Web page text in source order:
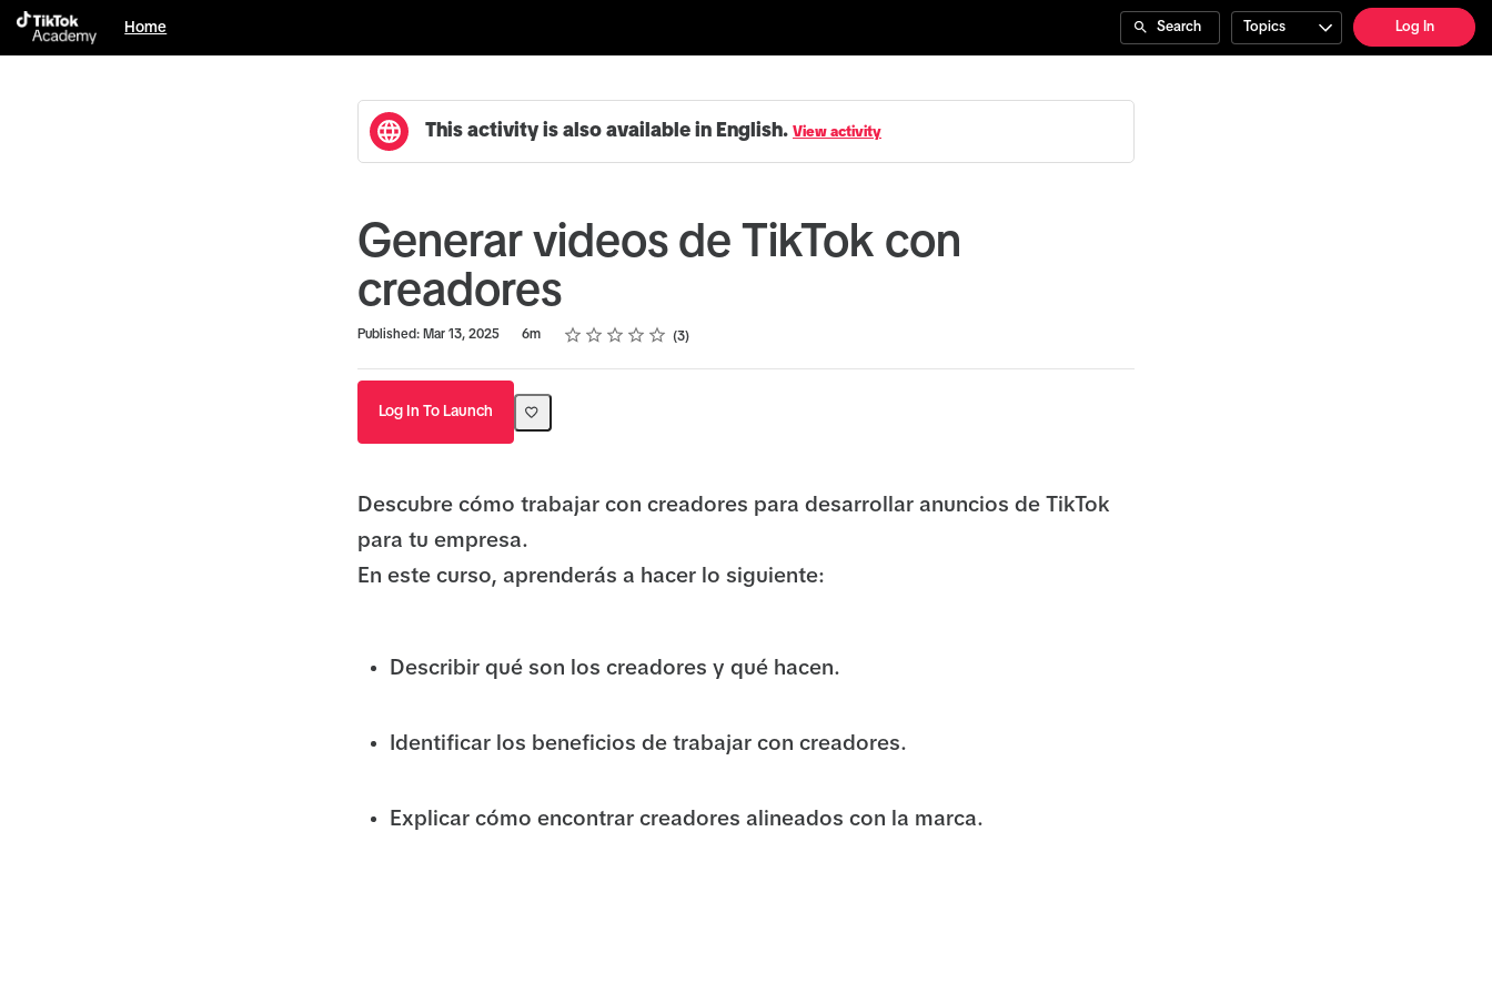
Home Search Topics Log In
This activity is also available in English. View activity
Generar videos de TikTok con
creadores
Published: Mar 13, 2025 6m Rating
1 star
2 stars
3 stars
4 stars
5 stars 3
Log In To Launch
Descubre cómo trabajar con creadores para desarrollar anuncios de TikTok
para tu empresa.
En este curso, aprenderás a hacer lo siguiente:
Describir qué son los creadores y qué hacen.
Identificar los beneficios de trabajar con creadores.
Explicar cómo encontrar creadores alineados con la marca.